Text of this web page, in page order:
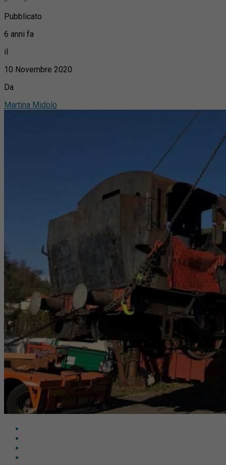
Pubblicato
6 anni fa
il
10 Novembre 2020
Da
Martina Midolo